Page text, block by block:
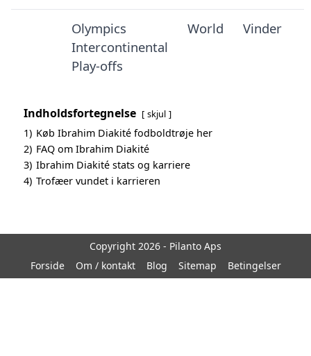
Olympics
Intercontinental
Play-offs
World Vinder
Indholdsfortegnelse skjul
1) Køb Ibrahim Diakité fodboldtrøje her
2) FAQ om Ibrahim Diakité
3) Ibrahim Diakité stats og karriere
4) Trofæer vundet i karrieren
Copyright 2026 - Pilanto Aps
Forside
Om / kontakt Blog Sitemap Betingelser